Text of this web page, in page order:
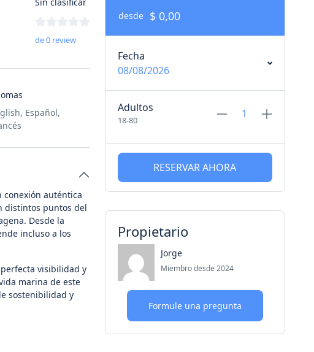
de 0 review
Español,
conexión auténtica
distintos puntos del
Desde la
incluso a los
visibilidad y
marina de este
sostenibilidad y
desde $ 0,00
Fecha
08/08/2026
Adultos
18-80
RESERVAR AHORA
Propietario
Jorge
Miembro desde 2024
Formule una pregunta